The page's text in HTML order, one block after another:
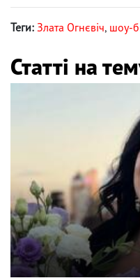
Теги: Злата Огнєвіч, шоу-
Статті на